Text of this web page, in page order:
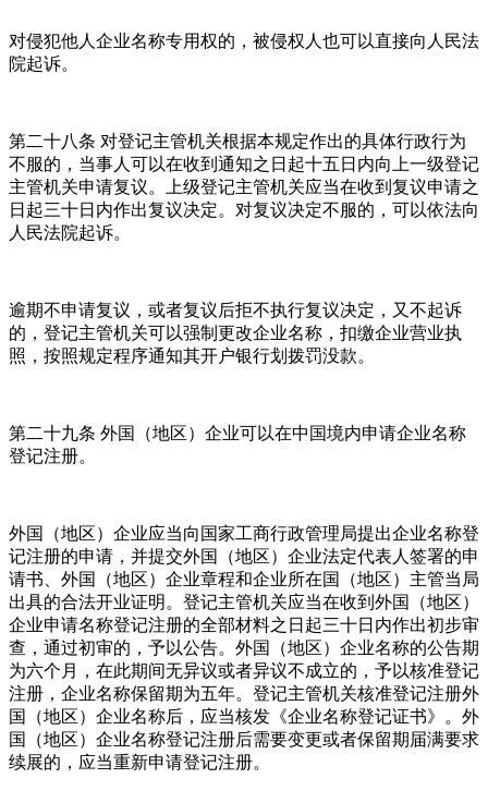
对侵犯他人企业名称专用权的，被侵权人也可以直接向人民法
院起诉。
第二十八条 对登记主管机关根据本规定作出的具体行政行为
不服的，当事人可以在收到通知之日起十五日内向上一级登记
主管机关申请复议。上级登记主管机关应当在收到复议申请之
日起三十日内作出复议决定。对复议决定不服的，可以依法向
人民法院起诉。
逾期不申请复议，或者复议后拒不执行复议决定，又不起诉
的，登记主管机关可以强制更改企业名称，扣缴企业营业执
照，按照规定程序通知其开户银行划拨罚没款。
第二十九条 外国（地区）企业可以在中国境内申请企业名称
登记注册。
外国（地区）企业应当向国家工商行政管理局提出企业名称登
记注册的申请，并提交外国（地区）企业法定代表人签署的申
请书、外国（地区）企业章程和企业所在国（地区）主管当局
出具的合法开业证明。登记主管机关应当在收到外国（地区）
企业申请名称登记注册的全部材料之日起三十日内作出初步审
查，通过初审的，予以公告。外国（地区）企业名称的公告期
为六个月，在此期间无异议或者异议不成立的，予以核准登记
注册，企业名称保留期为五年。登记主管机关核准登记注册外
国（地区）企业名称后，应当核发《企业名称登记证书》。外
国（地区）企业名称登记注册后需要变更或者保留期届满要求
续展的，应当重新申请登记注册。